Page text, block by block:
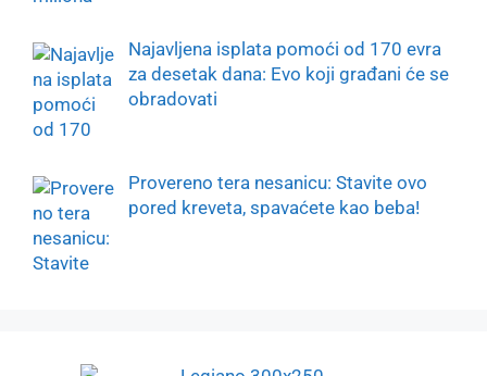
Najavljena isplata pomoći od 170 evra
za desetak dana: Evo koji građani će se
obradovati
Provereno tera nesanicu: Stavite ovo
pored kreveta, spavaćete kao beba!